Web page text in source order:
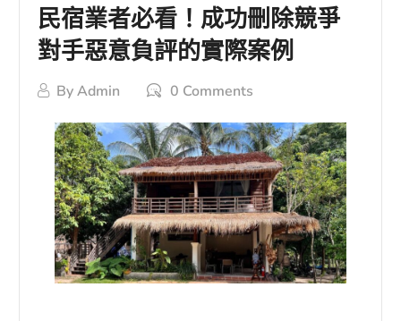
民宿業者必看！成功刪除競爭
對手惡意負評的實際案例
ByAdmin 0 Comments